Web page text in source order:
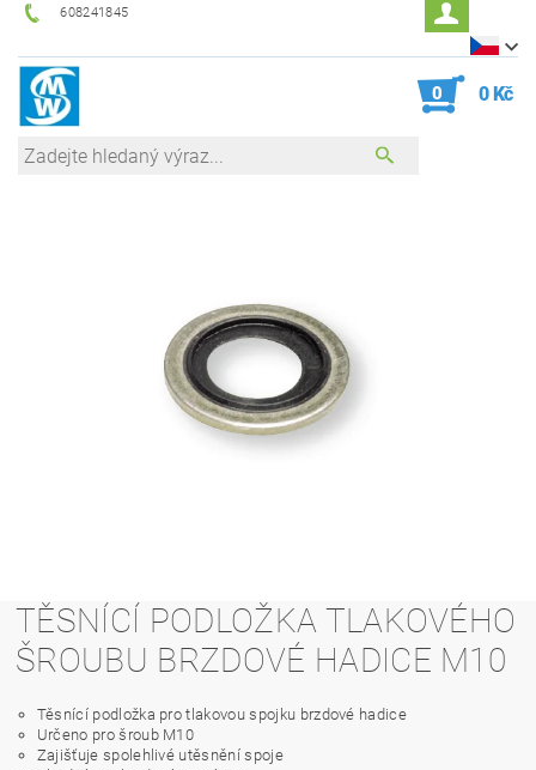
608241845
0 0 Kč
TĚSNÍCÍ PODLOŽKA TLAKOVÉHO
ŠROUBU BRZDOVÉ HADICE M10
Těsnící podložka pro tlakovou spojku brzdové hadice
Určeno pro šroub M10
Zajišťuje spolehlivé utěsnění spoje